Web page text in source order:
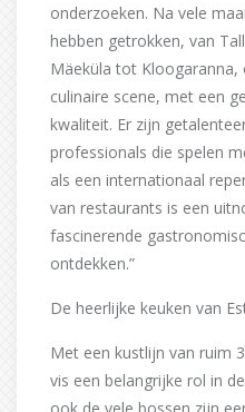
onderzoeken. Na vele
hebben getrokken, van
Mäeküla tot Kloogaranna,
culinaire scene, met een
kwaliteit. Er zijn
professionals die spelen
als een internationaal
van restaurants is een
fascinerende
ontdekken.”
De heerlijke keuken van
Met een kustlijn van ruim
vis een belangrijke rol in